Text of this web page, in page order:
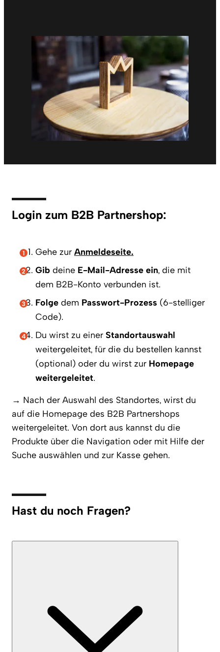
Login zum B2B Partnershop:
Gehe zur Anmeldeseite.
Gib deine E-Mail-Adresse ein, die mit
dem B2B-Konto verbunden ist.
Folge dem Passwort-Prozess (6-stelliger
Code).
Du wirst zu einer Standortauswahl
weitergeleitet, für die du bestellen kannst
(optional) oder du wirst zur Homepage
weitergeleitet.
→ Nach der Auswahl des Standortes, wirst du
auf die Homepage des B2B Partnershops
weitergeleitet. Von dort aus kannst du die
Produkte über die Navigation oder mit Hilfe der
Suche auswählen und zur Kasse gehen.
Hast du noch Fragen?